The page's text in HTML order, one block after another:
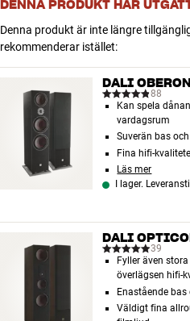
Hitta Butik
Kundtjänst
Bygg med ljud
Företag
DENNA PRODUKT HAR
Denna produkt är inte längre
rekommenderar istället:
DALI
88
Kan spela
vardagsrum
Suverän bas
Fina hifi-
Läs mer
I lager.
DALI
39
Fyller även
överlägsen hifi-
Enastående
Väldigt fina